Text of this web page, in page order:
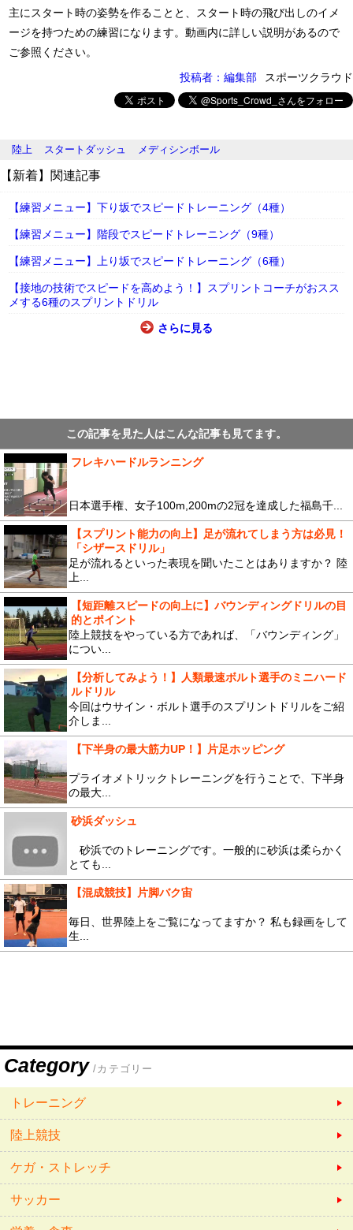
主にスタート時の姿勢を作ることと、スタート時の飛び出しのイメ
ージを持つための練習になります。動画内に詳しい説明があるので
ご参照ください。
投稿者：編集部
スポーツクラウド
陸上 スタートダッシュ メディシンボール
【新着】関連記事
【練習メニュー】下り坂でスピードトレーニング（4種）
【練習メニュー】階段でスピードトレーニング（9種）
【練習メニュー】上り坂でスピードトレーニング（6種）
【接地の技術でスピードを高めよう！】スプリントコーチがおスス
メする6種のスプリントドリル
さらに見る
この記事を見た人はこんな記事も見てます。
フレキハードルランニング
日本選手権、女子100m,200mの2冠を達成した福島千...
【スプリント能力の向上】足が流れてしまう方は必見！
「シザースドリル」
足が流れるといった表現を聞いたことはありますか？ 陸
上...
【短距離スピードの向上に】バウンディングドリルの目
的とポイント
陸上競技をやっている方であれば、「バウンディング」
につい...
【分析してみよう！】人類最速ボルト選手のミニハード
ルドリル
今回はウサイン・ボルト選手のスプリントドリルをご紹
介しま...
【下半身の最大筋力UP！】片足ホッピング
プライオメトリックトレーニングを行うことで、下半身
の最大...
砂浜ダッシュ
砂浜でのトレーニングです。一般的に砂浜は柔らかく
とても...
【混成競技】片脚バク宙
毎日、世界陸上をご覧になってますか？ 私も録画をして
生...
Category /カテゴリー
トレーニング
陸上競技
ケガ・ストレッチ
サッカー